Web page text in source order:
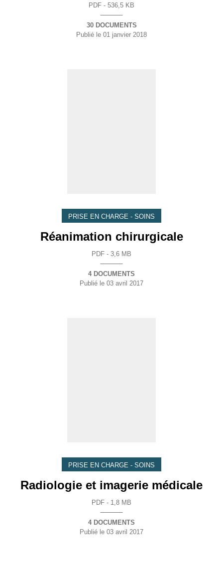
PDF - 536,5 KB
30 DOCUMENTS
Publié le 01 janvier 2018
PRISE EN CHARGE - SOINS
Réanimation chirurgicale
PDF - 3,6 MB
4 DOCUMENTS
Publié le 03 avril 2017
PRISE EN CHARGE - SOINS
Radiologie et imagerie médicale
PDF - 1,8 MB
4 DOCUMENTS
Publié le 03 avril 2017